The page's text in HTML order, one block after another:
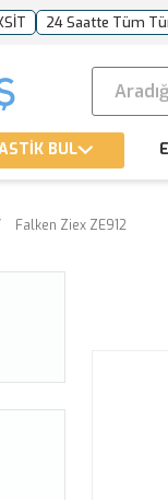
24 Saatte Tüm
BUL
Falken Ziex ZE912